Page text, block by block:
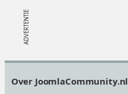
Over JoomlaCommunity.nl